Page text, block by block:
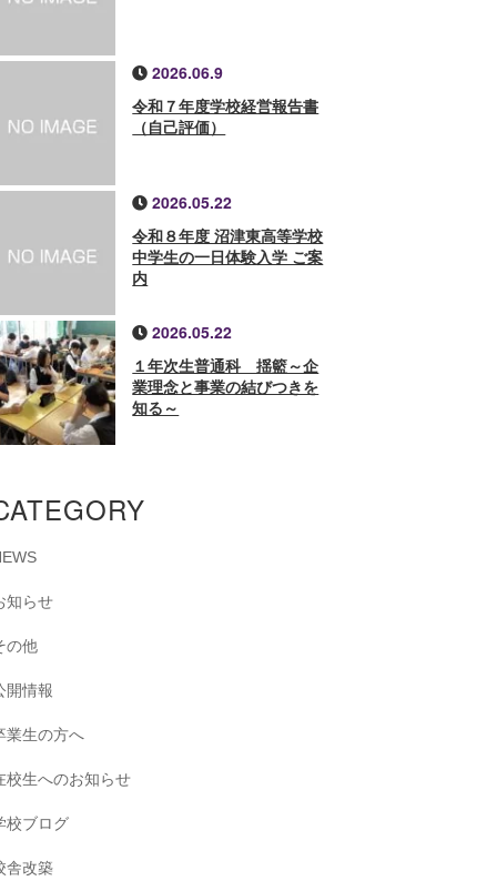
2026.06.9
令和７年度学校経営報告書
（自己評価）
2026.05.22
令和８年度 沼津東高等学校
中学生の一日体験入学 ご案
内
2026.05.22
１年次生普通科 揺籃～企
業理念と事業の結びつきを
知る～
知らせ
の他
開情報
業生の方へ
校生へのお知らせ
校ブログ
舎改築